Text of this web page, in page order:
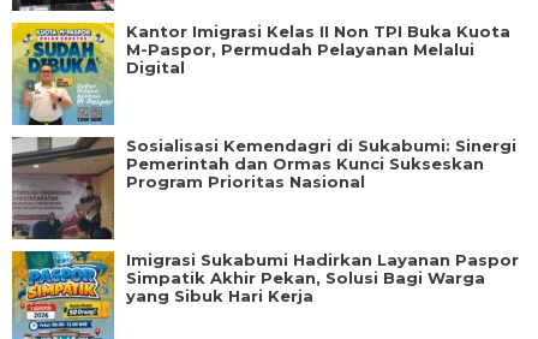
Kantor Imigrasi Kelas II Non TPI Buka Kuota
M-Paspor, Permudah Pelayanan Melalui
Digital
Sosialisasi Kemendagri di Sukabumi: Sinergi
Pemerintah dan Ormas Kunci Sukseskan
Program Prioritas Nasional
Imigrasi Sukabumi Hadirkan Layanan Paspor
Simpatik Akhir Pekan, Solusi Bagi Warga
yang Sibuk Hari Kerja